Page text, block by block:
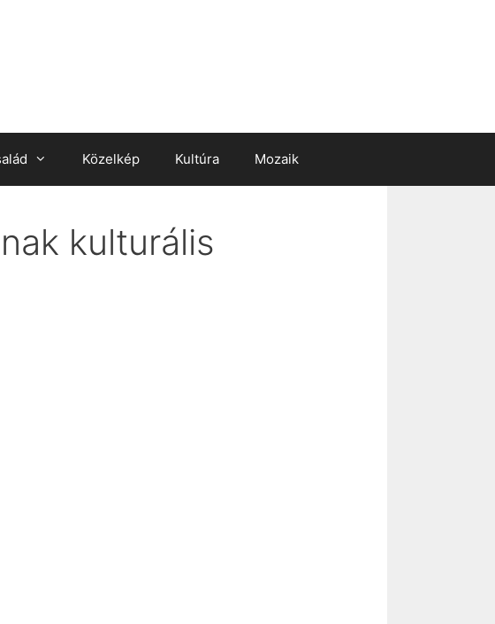
Közelkép Kultúra Mozaik
kulturális